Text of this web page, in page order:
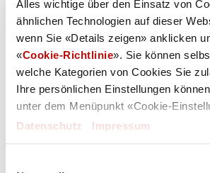
Alles wichtige über den Einsatz von
ähnlichen Technologien auf dieser
wenn Sie «Details zeigen» anklicken
«Cookie-Richtlinie». Sie können
welche Kategorien von Cookies Sie
Ihre persönlichen Einstellungen
unter dem Menüpunkt «Cookie-
Datenschutz
Impressum
SPEZI
Gewicht / Stück
110 g
Gewicht VE
11673 g